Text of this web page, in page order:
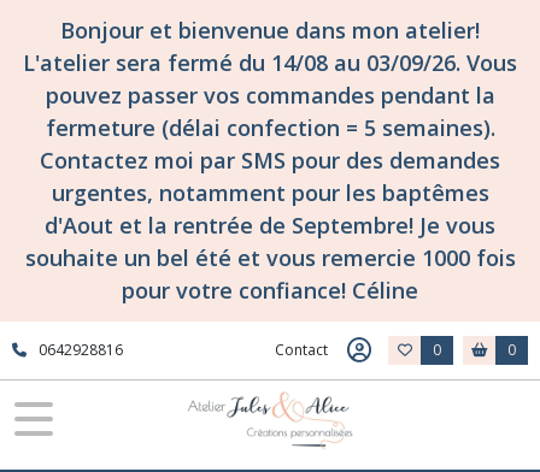
Bonjour et bienvenue dans mon atelier!
L'atelier sera fermé du 14/08 au 03/09/26. Vous
pouvez passer vos commandes pendant la
fermeture (délai confection = 5 semaines).
Contactez moi par SMS pour des demandes
urgentes, notamment pour les baptêmes
d'Aout et la rentrée de Septembre! Je vous
souhaite un bel été et vous remercie 1000 fois
pour votre confiance! Céline
0642928816 Contact 0 0